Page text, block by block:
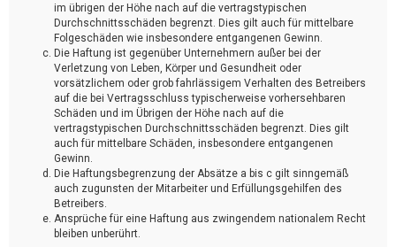
im übrigen der Höhe nach auf die vertragstypischen
Durchschnittsschäden begrenzt. Dies gilt auch für mittelbare
Folgeschäden wie insbesondere entgangenen Gewinn.
Die Haftung ist gegenüber Unternehmern außer bei der
Verletzung von Leben, Körper und Gesundheit oder
vorsätzlichem oder grob fahrlässigem Verhalten des Betreibers
auf die bei Vertragsschluss typischerweise vorhersehbaren
Schäden und im Übrigen der Höhe nach auf die
vertragstypischen Durchschnittsschäden begrenzt. Dies gilt
auch für mittelbare Schäden, insbesondere entgangenen
Gewinn.
Die Haftungsbegrenzung der Absätze a bis c gilt sinngemäß
auch zugunsten der Mitarbeiter und Erfüllungsgehilfen des
Betreibers.
Ansprüche für eine Haftung aus zwingendem nationalem Recht
bleiben unberührt.